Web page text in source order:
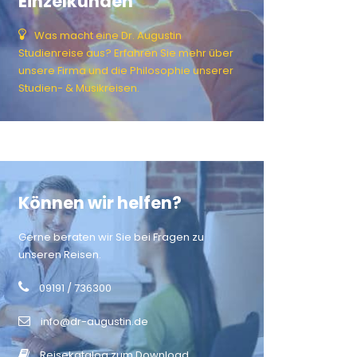
Was macht eine Dr. Augustin
Studienreise aus? Erfahren Sie mehr über
unsere Firma und die Philosophie unserer
Studien- & Musikreisen.
Können wir helfen?
Gerne beraten wir Sie bei Fragen zu
unseren Reisen.
09191 / 736300
info@dr-augustin.de